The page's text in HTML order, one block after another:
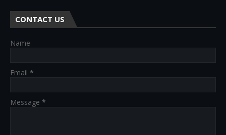
CONTACT US
Name
Email *
Message *